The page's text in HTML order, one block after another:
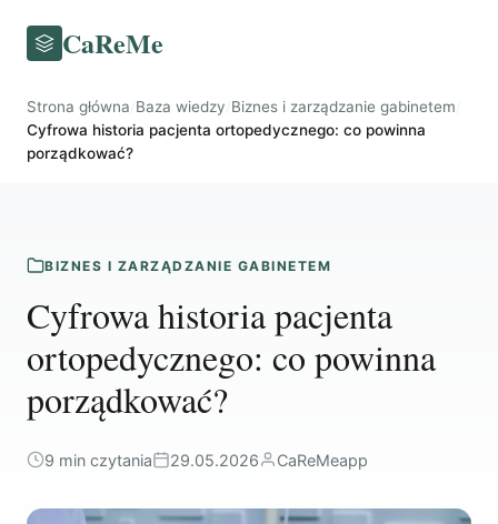
CaReMe
Strona główna Baza wiedzy Biznes i zarządzanie gabinetem
Cyfrowa historia pacjenta ortopedycznego: co powinna
porządkować?
BIZNES I ZARZĄDZANIE GABINETEM
Cyfrowa historia pacjenta
ortopedycznego: co powinna
porządkować?
9 min czytania 29.05.2026 CaReMeapp